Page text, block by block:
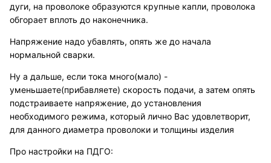
дуги, на проволоке образуются крупные капли, проволока
обгорает вплоть до наконечника.
Напряжение надо убавлять, опять же до начала
нормальной сварки.
Ну а дальше, если тока много(мало) -
уменьшаете(прибавляете) скорость подачи, а затем опять
подстраиваете напряжение, до установления
необходимого режима, который лично Вас удовлетворит,
для данного диаметра проволоки и толщины изделия
Про настройки на ПДГО: